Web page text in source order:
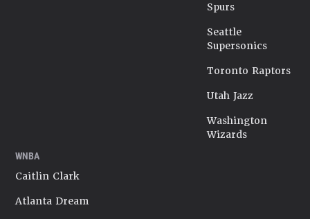
Spurs
Seattle
Supersonics
Toronto Raptors
Utah Jazz
Washington
Wizards
WNBA
Caitlin Clark
Atlanta Dream